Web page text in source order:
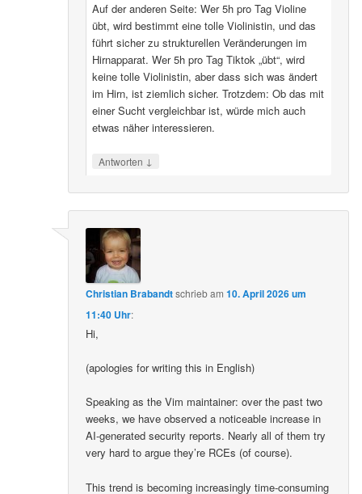
Auf der anderen Seite: Wer 5h pro Tag Violine
übt, wird bestimmt eine tolle Violinistin, und das
führt sicher zu strukturellen Veränderungen im
Hirnapparat. Wer 5h pro Tag Tiktok „übt“, wird
keine tolle Violinistin, aber dass sich was ändert
im Hirn, ist ziemlich sicher. Trotzdem: Ob das mit
einer Sucht vergleichbar ist, würde mich auch
etwas näher interessieren.
Antworten ↓
Christian Brabandtschriebam10. April 2026 um
11:40 Uhr:
Hi,
(apologies for writing this in English)
Speaking as the Vim maintainer: over the past two
weeks, we have observed a noticeable increase in
AI-generated security reports. Nearly all of them try
very hard to argue they’re RCEs (of course).
This trend is becoming increasingly time-consuming